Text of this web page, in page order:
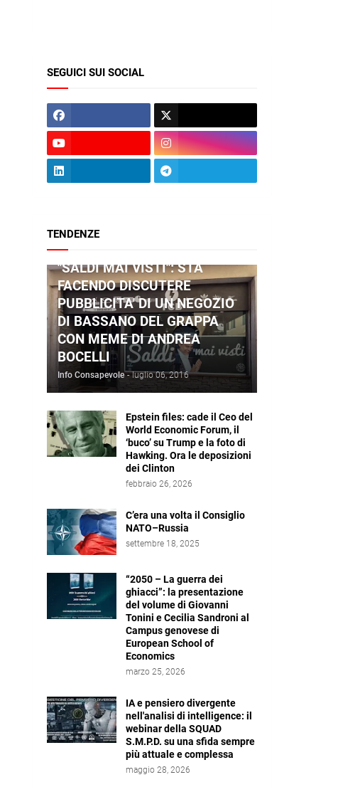
SEGUICI SUI SOCIAL
TENDENZE
"SALDI MAI VISTI": STA
FACENDO DISCUTERE
PUBBLICITA' DI UN NEGOZIO
DI BASSANO DEL GRAPPA
CON MEME DI ANDREA
BOCELLI
Info Consapevole - luglio 06, 2016
Epstein files: cade il Ceo del
World Economic Forum, il
‘buco’ su Trump e la foto di
Hawking. Ora le deposizioni
dei Clinton
febbraio 26, 2026
C’era una volta il Consiglio
NATO–Russia
settembre 18, 2025
“2050 – La guerra dei
ghiacci”: la presentazione
del volume di Giovanni
Tonini e Cecilia Sandroni al
Campus genovese di
European School of
Economics
marzo 25, 2026
IA e pensiero divergente
nell'analisi di intelligence: il
webinar della SQUAD
S.M.P.D. su una sfida sempre
più attuale e complessa
maggio 28, 2026